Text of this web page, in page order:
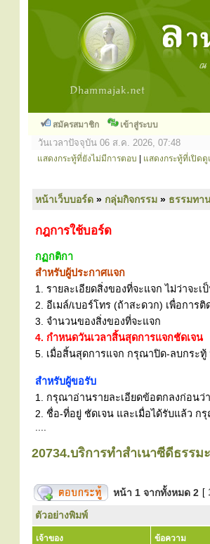
สมัครสมาชิก เข้าสู่ระบบ
วันเวลาปัจจุบัน 06 ส.ค. 2026, 07:48
แสดงกระทู้ที่ยังไม่มีการตอบ แสดงกระทู้ที่เปิดดู
หน้าเว็บบอร์ด » กลุ่มกิจกรรม » ธรรมทา
กฎการใช้บอร์ด
กฏกติกา
สำหรับผู้ประกาศแจก
1. รายละเอียดสิ่งของที่จะแจก ไม่ว่าจะ
2. อีเมล์/เบอร์โทร (ถ้าสะดวก) เพื่อการติ
3. จำนวนของสิ่งของที่จะแจก
4. กำหนดวันเวลาสิ้นสุดการแจกชัดเจน
5. เมื่อสิ้นสุดการแจก กรุณาปิด-ลบกระทู้
สำหรับผู้ขอรับ
1. กรุณาอ่านรายละเอียดข้อตกลงก่อนว่
2. ชื่อ-ที่อยู่ ชัดเจน และเมื่อได้รับแล้ว ก
20734.บริการทำสำเนาซีดีธรรม
หน้า 1 จากทั้งหมด 2 [
ตัวอย่างพิมพ์
เจ้าของ ข้อความ